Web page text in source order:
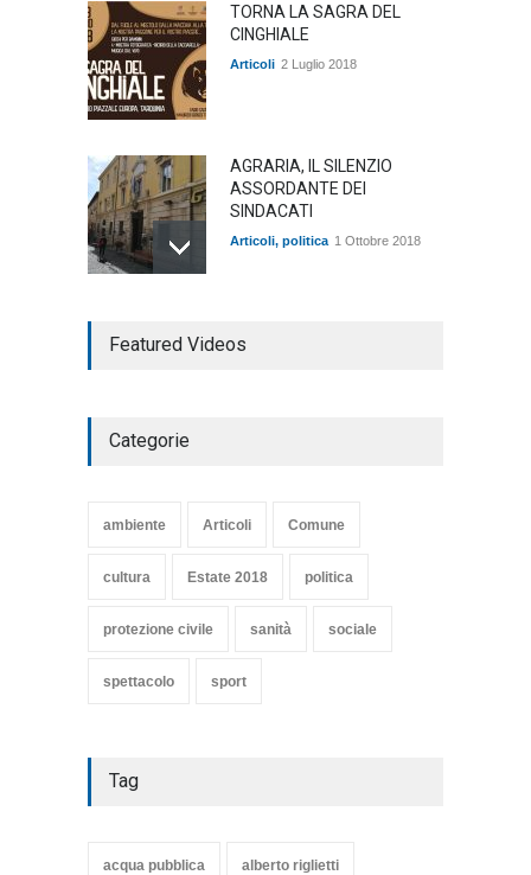
TORNA LA SAGRA DEL
CINGHIALE
Articoli 2 Luglio 2018
AGRARIA, IL SILENZIO
ASSORDANTE DEI
SINDACATI
Articoli, politica 1 Ottobre 2018
COMMEDIA"
TARQUINIA
Featured Videos
Categorie
ambiente Articoli Comune
cultura Estate 2018 politica
protezione civile sanità sociale
spettacolo sport
Tag
acqua pubblica alberto riglietti